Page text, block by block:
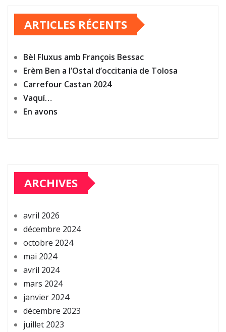
ARTICLES RÉCENTS
Bèl Fluxus amb François Bessac
Erèm Ben a l’Ostal d’occitania de Tolosa
Carrefour Castan 2024
Vaquí…
En avons
ARCHIVES
avril 2026
décembre 2024
octobre 2024
mai 2024
avril 2024
mars 2024
janvier 2024
décembre 2023
juillet 2023